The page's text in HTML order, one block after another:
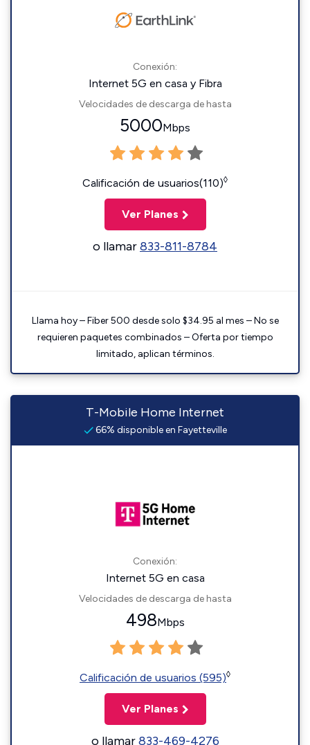
Conexión:
Internet 5G en casa y Fibra
Velocidades de descarga de hasta
5000Mbps
Calificación de usuarios(110)◊
Ver Planes
o llamar833-811-8784
Llama hoy – Fiber 500 desde solo $34.95 al mes – No se
requieren paquetes combinados – Oferta por tiempo
limitado, aplican términos.
T-Mobile Home Internet
66% disponible en Fayetteville
Conexión:
Internet 5G en casa
Velocidades de descarga de hasta
498Mbps
Calificación de usuarios (595)◊
Ver Planes
o llamar833-469-4276